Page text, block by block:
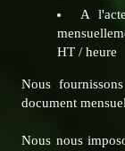
A
HT / heure
Nous
document
Nous nous